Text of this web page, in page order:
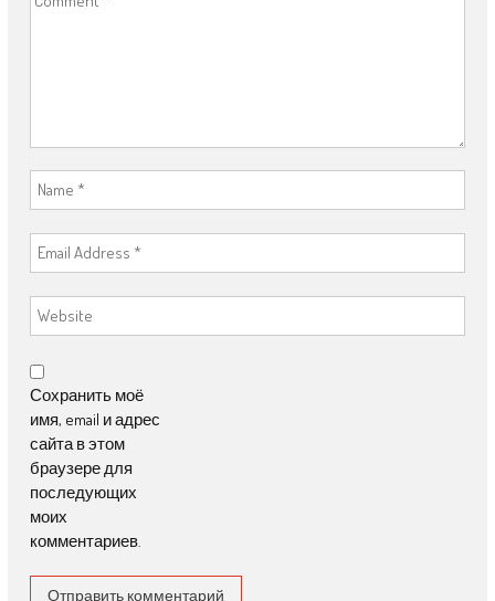
Сохранить моё
имя, email и адрес
сайта в этом
браузере для
последующих
моих
комментариев.